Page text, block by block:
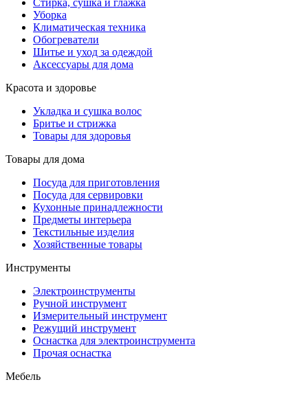
Стирка, сушка и глажка
Уборка
Климатическая техника
Обогреватели
Шитье и уход за одеждой
Аксессуары для дома
Красота и здоровье
Укладка и сушка волос
Бритье и стрижка
Товары для здоровья
Товары для дома
Посуда для приготовления
Посуда для сервировки
Кухонные принадлежности
Предметы интерьера
Текстильные изделия
Хозяйственные товары
Инструменты
Электроинструменты
Ручной инструмент
Измерительный инструмент
Режущий инструмент
Оснастка для электроинструмента
Прочая оснастка
Мебель